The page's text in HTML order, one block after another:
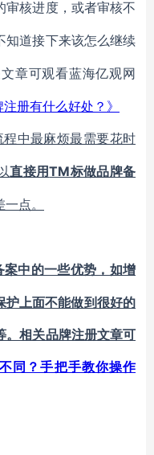
审核进度，或者审核不
知道接下来该怎么继续
章可观看蓝海亿观网
册有什么好处？》
中最麻烦最需要花时
直接用TM标做品牌备
点。
中的一些优势，如增
上面不能做到很好的
。相关品牌注册文章可
同？手把手教你操作